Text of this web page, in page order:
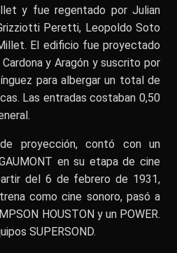
y fue regentado por Julian
Peretti, Leopoldo Soto
El edificio fue proyectado
y Aragón y suscrito por
para albergar un total de
Las entradas costaban 0,50
proyección, contó con un
en su etapa de cine
del 6 de febrero de 1931,
como cine sonoro, pasó a
HOUSTON y un POWER.
SUPERSOND.